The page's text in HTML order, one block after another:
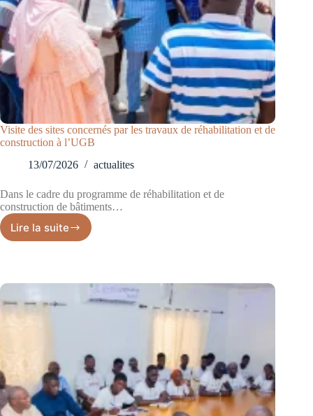
Visite des sites concernés par les travaux de réhabilitation et de
construction à l’UGB
13/07/2026
actualites
Dans le cadre du programme de réhabilitation et de
construction de bâtiments…
Lire la suite